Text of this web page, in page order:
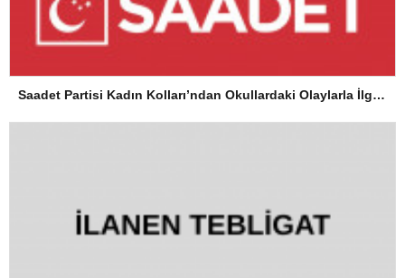
Saadet Partisi Kadın Kolları’ndan Okullardaki Olaylarla İlgili Basın Açıklaması